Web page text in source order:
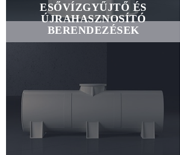
ESŐVÍZGYŰJTŐ ÉS
ÚJRAHASZNOSÍTÓ
BERENDEZÉSEK